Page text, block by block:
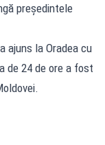
președintele
ajuns la Oradea cu
de 24 de ore a fost